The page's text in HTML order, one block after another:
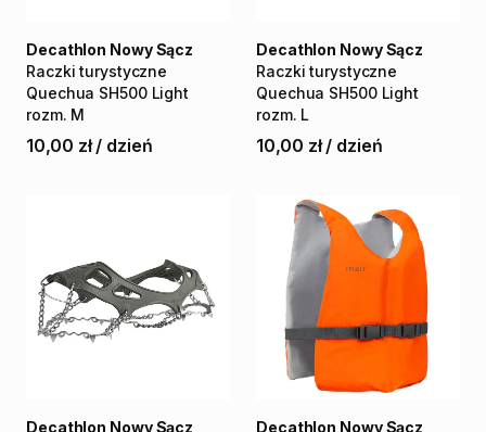
Raczki turystyczne
Quechua SH500 Light
rozm. M
Decathlon Nowy Sącz
10,00 zł / dzień
Raczki turystyczne
Quechua SH500 Light
rozm. L
Decathlon Nowy Sącz
10,00 zł / dzień
Decathlon Nowy Sącz Decathlon Nowy Sącz